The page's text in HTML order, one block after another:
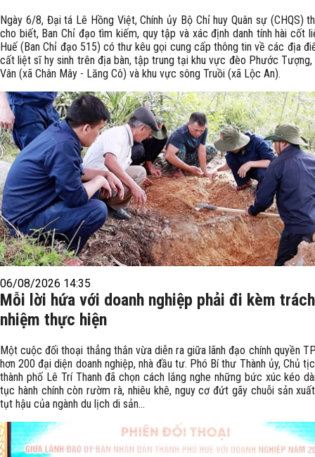
Ngày 6/8, Đại tá Lê Hồng Việt, Chính ủy Bộ Chỉ huy Quân sự (CHQS)
cho biết, Ban Chỉ đạo tìm kiếm, quy tập và xác định danh tính hài cốt
Huế (Ban Chỉ đạo 515) có thư kêu gọi cung cấp thông tin về các địa
cất liệt sĩ hy sinh trên địa bàn, tập trung tại khu vực đèo Phước Tượng,
Vân (xã Chân Mây - Lăng Cô) và khu vực sông Truồi (xã Lộc An).
06/08/2026 14:35
Mỗi lời hứa với doanh nghiệp phải đi kèm trách
nhiệm thực hiện
Một cuộc đối thoại thẳng thắn vừa diễn ra giữa lãnh đạo chính quyền
hơn 200 đại diện doanh nghiệp, nhà đầu tư. Phó Bí thư Thành ủy, Chủ
thành phố Lê Trí Thanh đã chọn cách lắng nghe những bức xúc kéo
tục hành chính còn rườm rà, nhiêu khê, nguy cơ đứt gãy chuỗi sản
tụt hậu của ngành du lịch di sản...